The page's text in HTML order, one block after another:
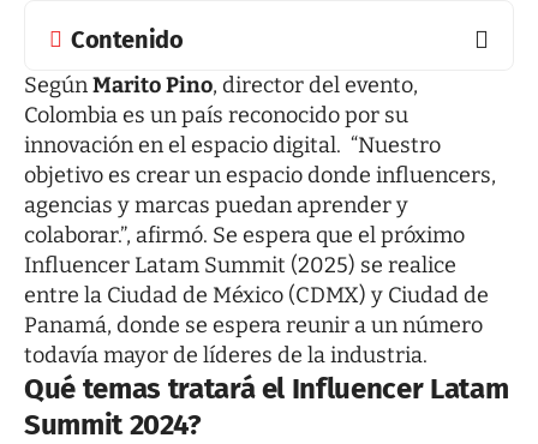
Contenido
SegúnMaritoPino, director del evento,
Colombia es un país reconocido por su
innovación en el espacio digital. “Nuestro
objetivo es crear un espacio donde influencers,
agencias y marcas puedan aprender y
colaborar.”, afirmó. Se espera que el próximo
Influencer Latam Summit (2025) se realice
entre la Ciudad de México (CDMX) y Ciudad de
Panamá, donde se espera reunir a un número
todavía mayor de líderes de la industria.
Qué temas tratará el Influencer Latam
Summit 2024?